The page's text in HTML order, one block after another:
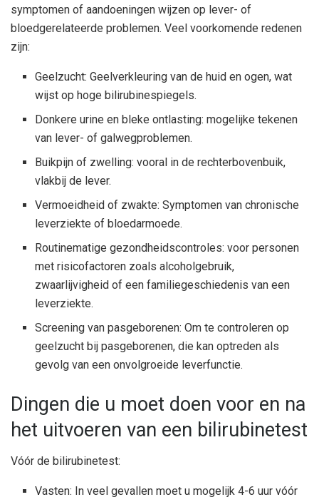
symptomen of aandoeningen wijzen op lever- of
bloedgerelateerde problemen. Veel voorkomende redenen
zijn:
Geelzucht: Geelverkleuring van de huid en ogen, wat
wijst op hoge bilirubinespiegels.
Donkere urine en bleke ontlasting: mogelijke tekenen
van lever- of galwegproblemen.
Buikpijn of zwelling: vooral in de rechterbovenbuik,
vlakbij de lever.
Vermoeidheid of zwakte: Symptomen van chronische
leverziekte of bloedarmoede.
Routinematige gezondheidscontroles: voor personen
met risicofactoren zoals alcoholgebruik,
zwaarlijvigheid of een familiegeschiedenis van een
leverziekte.
Screening van pasgeborenen: Om te controleren op
geelzucht bij pasgeborenen, die kan optreden als
gevolg van een onvolgroeide leverfunctie.
Dingen die u moet doen voor en na
het uitvoeren van een bilirubinetest
Vóór de bilirubinetest:
Vasten: In veel gevallen moet u mogelijk 4-6 uur vóór